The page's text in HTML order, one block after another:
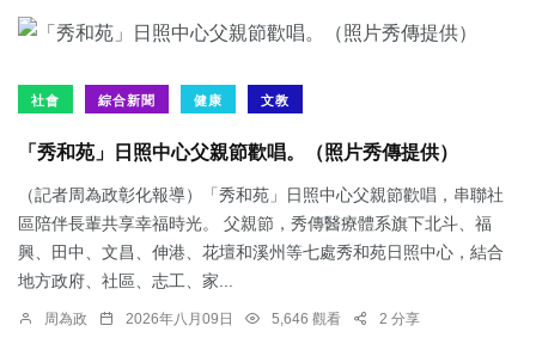
社會 綜合新聞 健康 文教
「秀和苑」日照中心父親節歡唱。（照片秀傳提供）
（記者周為政彰化報導）「秀和苑」日照中心父親節歡唱，串聯社
區陪伴長輩共享幸福時光。 父親節，秀傳醫療體系旗下北斗、福
興、田中、文昌、伸港、花壇和溪州等七處秀和苑日照中心，結合
地方政府、社區、志工、家...
周為政 2026年八月09日 5,646 觀看 2 分享